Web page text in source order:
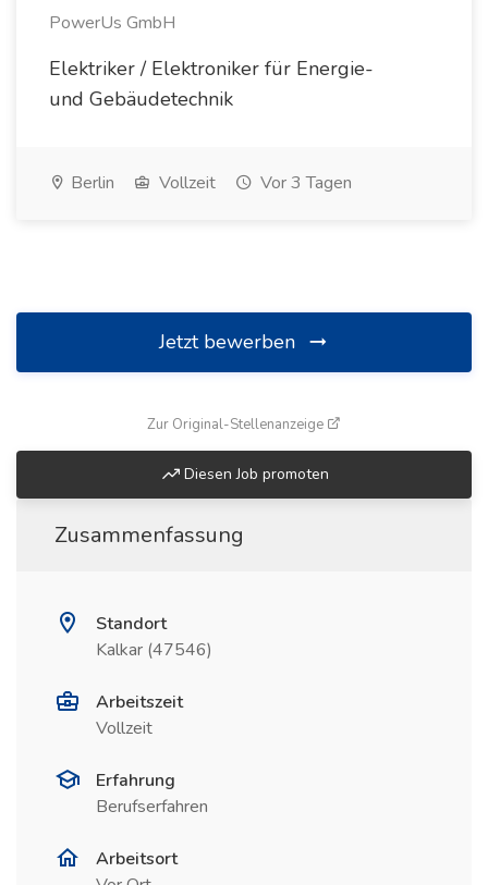
PowerUs GmbH
Elektriker / Elektroniker für Energie-
und Gebäudetechnik
Berlin Vollzeit Vor 3 Tagen
Jetzt bewerben
Zur Original-Stellenanzeige
Diesen Job promoten
Zusammenfassung
Standort
Kalkar (47546)
Arbeitszeit
Vollzeit
Erfahrung
Berufserfahren
Arbeitsort